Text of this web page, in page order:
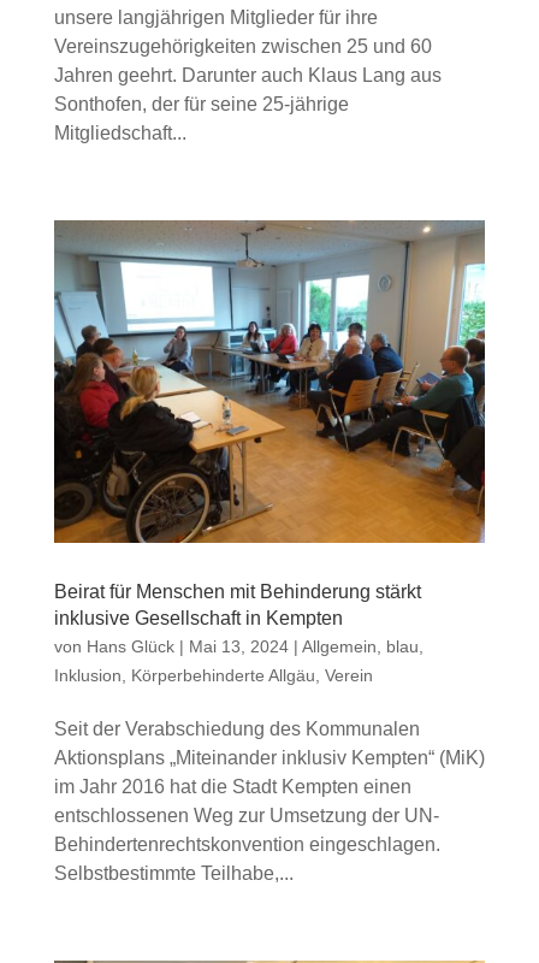
unsere langjährigen Mitglieder für ihre
Vereinszugehörigkeiten zwischen 25 und 60
Jahren geehrt. Darunter auch Klaus Lang aus
Sonthofen, der für seine 25-jährige
Mitgliedschaft...
Beirat für Menschen mit Behinderung stärkt
inklusive Gesellschaft in Kempten
von Hans Glück| Mai 13, 2024| Allgemein, blau,
Inklusion, Körperbehinderte Allgäu, Verein
Seit der Verabschiedung des Kommunalen
Aktionsplans „Miteinander inklusiv Kempten“ (MiK)
im Jahr 2016 hat die Stadt Kempten einen
entschlossenen Weg zur Umsetzung der UN-
Behindertenrechtskonvention eingeschlagen.
Selbstbestimmte Teilhabe,...